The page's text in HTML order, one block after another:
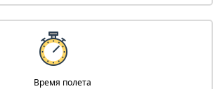
Время полета